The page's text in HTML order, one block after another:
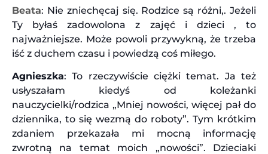
Beata: Nie zniechęcaj się. Rodzice są różni,. Jeżeli
Ty byłaś zadowolona z zajęć i dzieci , to
najważniejsze. Może powoli przywykną, że trzeba
iść z duchem czasu i powiedzą coś miłego.
Agnieszka: To rzeczywiście ciężki temat. Ja też
usłyszałam kiedyś od koleżanki
nauczycielki/rodzica „Mniej nowości, więcej pał do
dziennika, to się wezmą do roboty”. Tym krótkim
zdaniem przekazała mi mocną informację
zwrotną na temat moich „nowości”. Dzieciaki